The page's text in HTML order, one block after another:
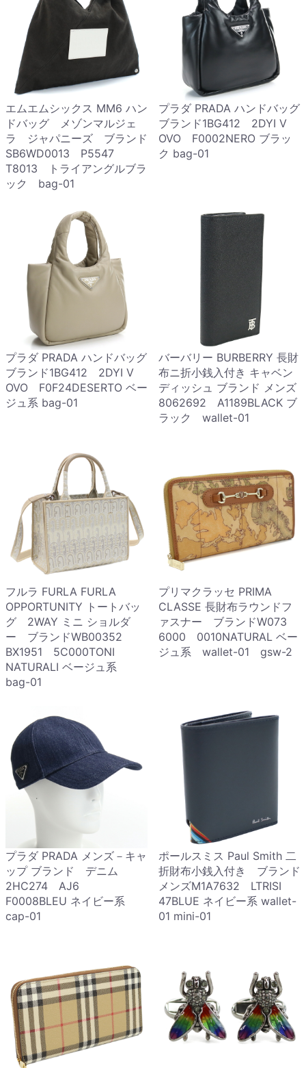
エムエムシックス MM6 ハン
ドバッグ メゾンマルジェ
ラ ジャパニーズ ブランド
SB6WD0013 P5547
T8013 トライアングルブラ
ック bag-01
プラダ PRADA ハンドバッグ
ブランド1BG412 2DYI V
OVO F0002NERO ブラッ
ク bag-01
プラダ PRADA ハンドバッグ
ブランド1BG412 2DYI V
OVO F0F24DESERTO ベー
ジュ系 bag-01
バーバリー BURBERRY 長財
布ニ折小銭入付き キャベン
ディッシュ ブランド メンズ
8062692 A1189BLACK ブ
ラック wallet-01
フルラ FURLA FURLA
OPPORTUNITY トートバッ
グ 2WAY ミニ ショルダ
ー ブランドWB00352
BX1951 5C000TONI
NATURALI ベージュ系
bag-01
プリマクラッセ PRIMA
CLASSE 長財布ラウンドフ
ァスナー ブランドW073
6000 0010NATURAL ベー
ジュ系 wallet-01 gsw-2
プラダ PRADA メンズ－キャ
ップ ブランド デニム
2HC274 AJ6
F0008BLEU ネイビー系
cap-01
ポールスミス Paul Smith 二
折財布小銭入付き ブランド
メンズM1A7632 LTRISI
47BLUE ネイビー系 wallet-
01 mini-01